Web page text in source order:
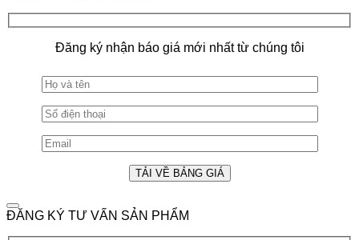
Đăng ký nhận báo giá mới nhất từ chúng tôi
ĐĂNG KÝ TƯ VẤN SẢN PHẨM